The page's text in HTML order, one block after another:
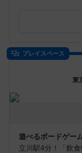
プレイスペース
東
遊べるボードゲー
立川駅4分！「飲